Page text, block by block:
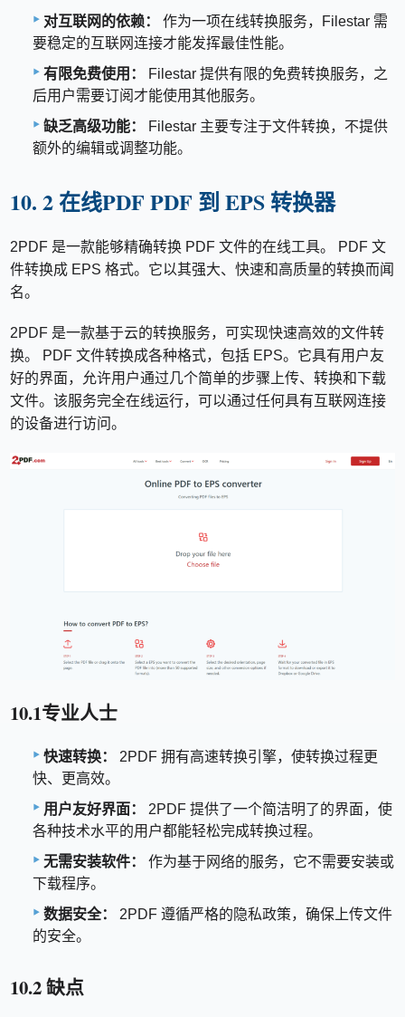
对互联网的依赖：
作为一项在线转换服务，Filestar 需
要稳定的互联网连接才能发挥最佳性能。
有限免费使用：
Filestar 提供有限的免费转换服务，之
后用户需要订阅才能使用其他服务。
缺乏高级功能：
Filestar 主要专注于文件转换，不提供
额外的编辑或调整功能。
10. 2 在线PDF PDF 到 EPS 转换器
2PDF 是一款能够精确转换 PDF 文件的在线工具。 PDF 文
件转换成 EPS 格式。它以其强大、快速和高质量的转换而闻
名。
2PDF 是一款基于云的转换服务，可实现快速高效的文件转
换。 PDF 文件转换成各种格式，包括 EPS。它具有用户友
好的界面，允许用户通过几个简单的步骤上传、转换和下载
文件。该服务完全在线运行，可以通过任何具有互联网连接
的设备进行访问。
10.1专业人士
快速转换：
2PDF 拥有高速转换引擎，使转换过程更
快、更高效。
用户友好界面：
2PDF 提供了一个简洁明了的界面，使
各种技术水平的用户都能轻松完成转换过程。
无需安装软件：
作为基于网络的服务，它不需要安装或
下载程序。
数据安全：
2PDF 遵循严格的隐私政策，确保上传文件
的安全。
10.2 缺点